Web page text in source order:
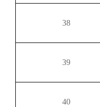
38
39
40